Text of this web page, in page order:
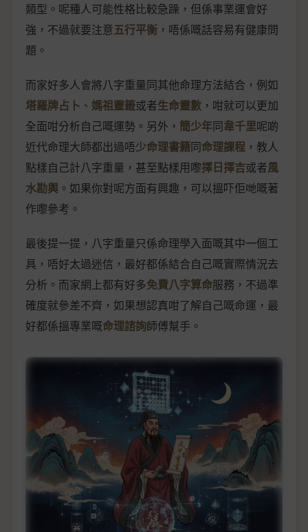
類型。呢種人可能性格比較急躁，但係事業運會好
強，不過就要注意五行平衡 ，唔係嘅話容易有健康問
題。
而家好多人會將八字重量同其他命理方法結合，例如
塔羅牌占卜 、 媽祖靈籤或者生命靈數 ，咁就可以更加
全面咁分析自己嘅運勢。另外， 簡少年同韋千里呢啲
近代命理大師都出過唔少命理書籍同命理課程 ，教人
點樣自己計八字重量，甚至點樣用嚟擇日擇吉或者風
水勘輿 。如果你對呢方面有興趣，可以搵吓佢哋嘅著
作嚟參考。
最後提一提，八字重量只係命理學入面嘅其中一個工
具，唔好太過迷信，最好都係結合自己嘅實際情況去
分析。而家網上都有好多免費八字算命服務，不過準
確度就參差不齊，如果想認真咁了解自己嘅命運，最
好都係搵專業嘅命理諮詢師傅幫手。